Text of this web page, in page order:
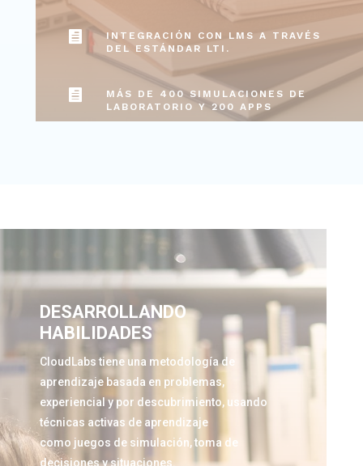

INTEGRACIÓN CON LMS A TRAVÉS
DEL ESTÁNDAR LTI.

MÁS DE 400 SIMULACIONES DE
LABORATORIO Y 200 APPS
DESARROLLANDO
HABILIDADES
CloudLabs tiene una metodología de
aprendizaje basada en problemas,
experiencial y por descubrimiento, usando
técnicas activas de aprendizaje
como juegos de simulación, toma de
decisiones y situaciones.